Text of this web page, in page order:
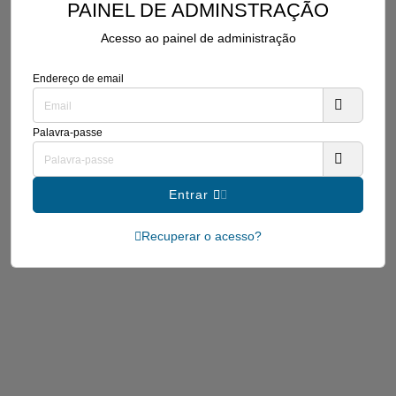
PAINEL DE ADMINSTRAÇÃO
Acesso ao painel de administração
Endereço de email
Palavra-passe
Entrar
Recuperar o acesso?